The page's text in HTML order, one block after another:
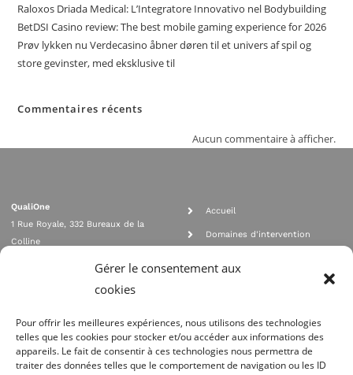
Gérer le consentement aux
cookies
Pour offrir les meilleures expériences, nous utilisons des technologies
telles que les cookies pour stocker et/ou accéder aux informations des
appareils. Le fait de consentir à ces technologies nous permettra de
traiter des données telles que le comportement de navigation ou les ID
Raloxos Driada Medical: L’Integratore Innovativo nel Bodybuilding
BetDSI Casino review: The best mobile gaming experience for 2026
Prøv lykken nu Verdecasino åbner døren til et univers af spil og
store gevinster, med eksklusive til
Commentaires récents
Aucun commentaire à afficher.
QualiOne
1 Rue Royale, 332 Bureaux de la
Colline
contact@qualione.com
Accueil
Domaines d'intervention